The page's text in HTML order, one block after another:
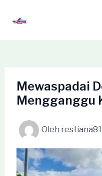
Mewaspadai
Mengganggu
Oleh